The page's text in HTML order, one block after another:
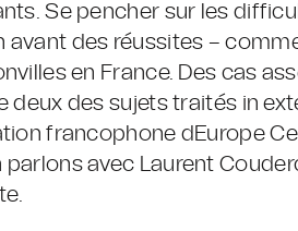
Se pencher sur les
avant des réussites –
en France. Des cas
deux des sujets traités in
francophone dEurope
avec Laurent